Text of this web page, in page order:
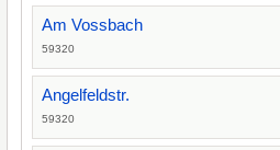
Am Vossbach
59320
Angelfeldstr.
59320